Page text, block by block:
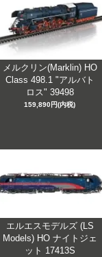
メルクリン(Marklin) HO
Class 498.1 "アルバト
ロス" 39498
159,890円(内税)
エルエスモデルズ (LS
Models) HO ナイトジェ
ット 17413S